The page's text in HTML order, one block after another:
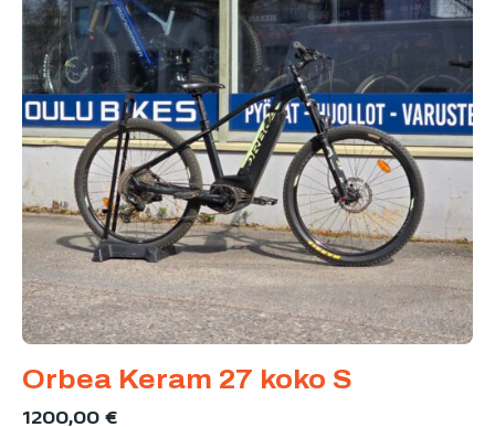
Orbea Keram 27 koko S